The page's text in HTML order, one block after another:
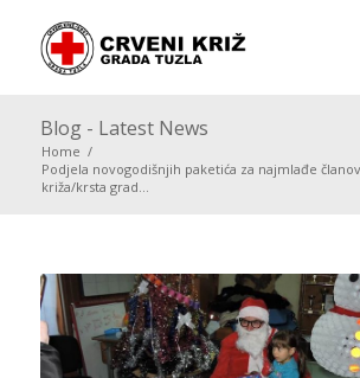
Blog - Latest News
Home /
Podjela novogodišnjih paketića za najmlađe
križa/krsta grad...